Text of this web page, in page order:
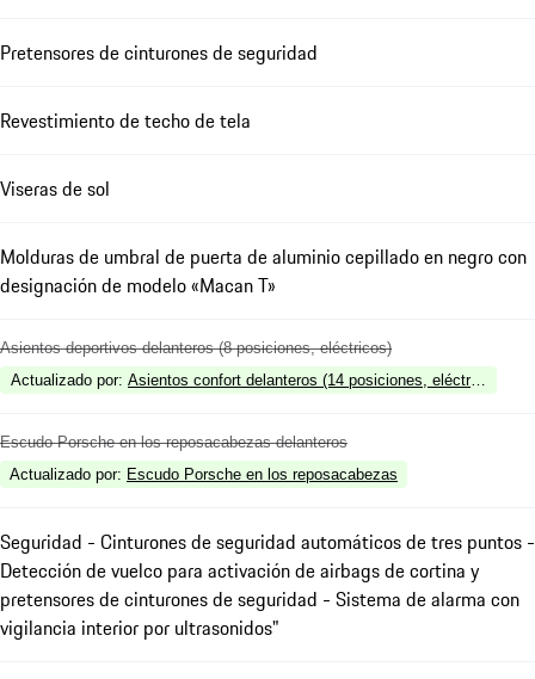
Pretensores de cinturones de seguridad
Revestimiento de techo de tela
Viseras de sol
Molduras de umbral de puerta de aluminio cepillado en negro con
designación de modelo «Macan T»
Asientos deportivos delanteros (8 posiciones, eléctricos)
Actualizado por: Asientos confort delanteros (14 posiciones, eléctricos)
Escudo Porsche en los reposacabezas delanteros
Actualizado por: Escudo Porsche en los reposacabezas
Seguridad - Cinturones de seguridad automáticos de tres puntos -
Detección de vuelco para activación de airbags de cortina y
pretensores de cinturones de seguridad - Sistema de alarma con
vigilancia interior por ultrasonidos"